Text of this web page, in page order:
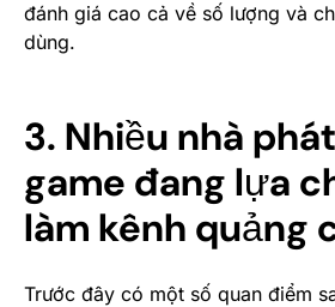
đánh giá cao cả về số lượng và
dùng.
3. Nhiều nhà
game đang lựa
làm kênh quảng
Trước đây có một số quan điểm